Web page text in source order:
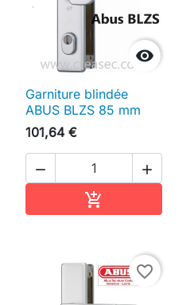

Garniture blindée
ABUS BLZS 85 mm
101,64 €
 

favorite_border